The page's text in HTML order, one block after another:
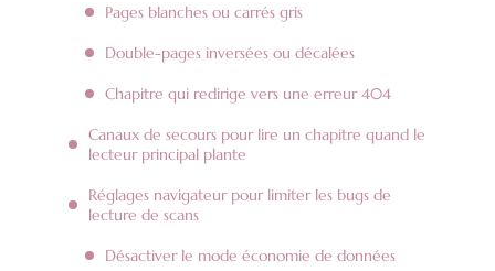
Pages blanches ou carrés gris
Double-pages inversées ou décalées
Chapitre qui redirige vers une erreur 404
Canaux de secours pour lire un chapitre quand le
lecteur principal plante
Réglages navigateur pour limiter les bugs de
lecture de scans
Désactiver le mode économie de données